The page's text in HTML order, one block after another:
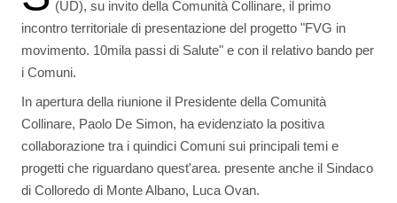
(UD), su invito della Comunità Collinare, il primo
incontro territoriale di presentazione del progetto "FVG in
movimento. 10mila passi di Salute" e con il relativo bando per
i Comuni.
In apertura della riunione il Presidente della Comunità
Collinare, Paolo De Simon, ha evidenziato la positiva
collaborazione tra i quindici Comuni sui principali temi e
progetti che riguardano quest'area. presente anche il Sindaco
di Colloredo di Monte Albano, Luca Ovan.